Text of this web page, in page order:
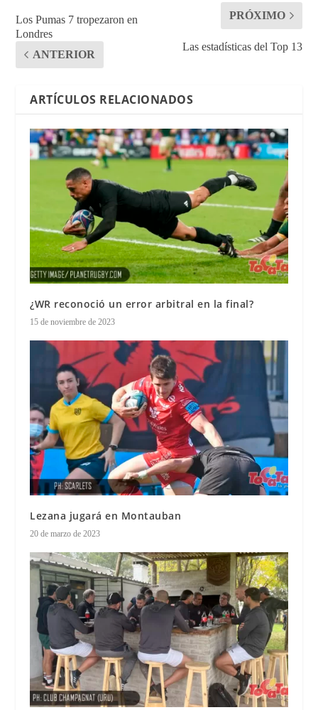
Los Pumas 7 tropezaron en
Londres
ANTERIOR
PRÓXIMO
Las estadísticas del Top 13
ARTÍCULOS RELACIONADOS
¿WR reconoció un error arbitral en la final?
15 de noviembre de 2023
Lezana jugará en Montauban
20 de marzo de 2023